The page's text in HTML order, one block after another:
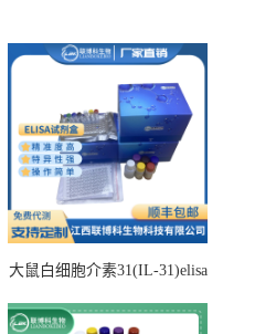
大鼠白细胞介素31(IL-31)elisa